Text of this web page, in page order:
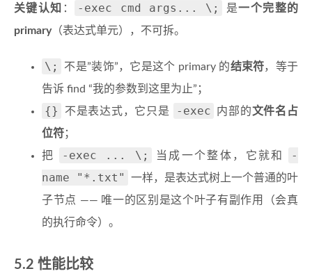
关键认知 ： -exec cmd args... \; 是一个完整的
primary（表达式单元），不可拆。
\; 不是”装饰”，它是这个 primary 的结束符，等于
告诉 find “我的参数到这里为止”；
{} 不是表达式，它只是 -exec 内部的文件名占
位符；
把
-exec ... \; 当成一个整体，它就和
-
name "*.txt"
一样，是表达式树上一个普通的叶
子节点 —— 唯一的区别是这个叶子有副作用（会真
的执行命令）。
5.2 性能比较